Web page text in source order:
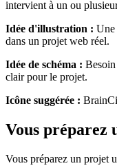
intervient à un ou
Idée d'illustration : Une
dans un projet web réel.
Idée de schéma :
clair pour le projet.
Icône suggérée :
Vous préparez
Vous préparez un projet